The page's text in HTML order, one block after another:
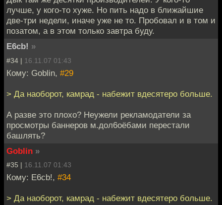
лучше, у кого-то хуже. Но пить надо в ближайшие
две-три недели, иначе уже не то. Пробовал и в том и
позатом, а в этом только завтра буду.
E6cb! »
#34 | 16.11.07 01:43
Кому: Goblin, #29
> Да наоборот, камрад - набежит вдесятеро больше.
А разве это плохо? Неужели рекламодатели за
просмотры баннеров м.дол6оёбами перестали
башлять?
Goblin »
#35 | 16.11.07 01:43
Кому: E6cb!, #34
> Да наоборот, камрад - набежит вдесятеро больше.